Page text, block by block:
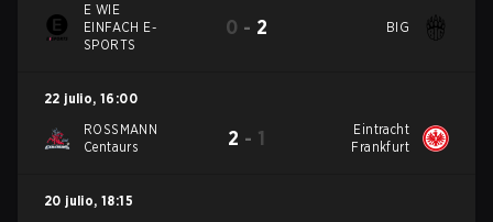
E WIE
EINFACH E-
SPORTS
0 - 2 BIG
22 julio, 16:00
ROSSMANN
Centaurs
2 - 1
Eintracht
Frankfurt
20 julio, 18:15